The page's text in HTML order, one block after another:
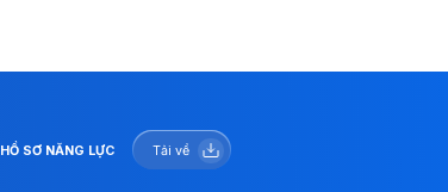
HỒ SƠ NĂNG LỰC Tải về